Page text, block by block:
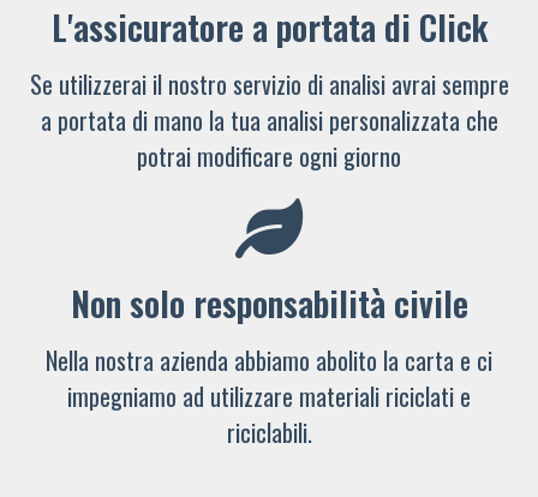
L'assicuratore a portata di Click
Se utilizzerai il nostro servizio di analisi avrai sempre
a portata di mano la tua analisi personalizzata che
potrai modificare ogni giorno
Non solo responsabilità civile
Nella nostra azienda abbiamo abolito la carta e ci
impegniamo ad utilizzare materiali riciclati e
riciclabili.